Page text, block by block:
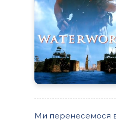
Ми перенесемося